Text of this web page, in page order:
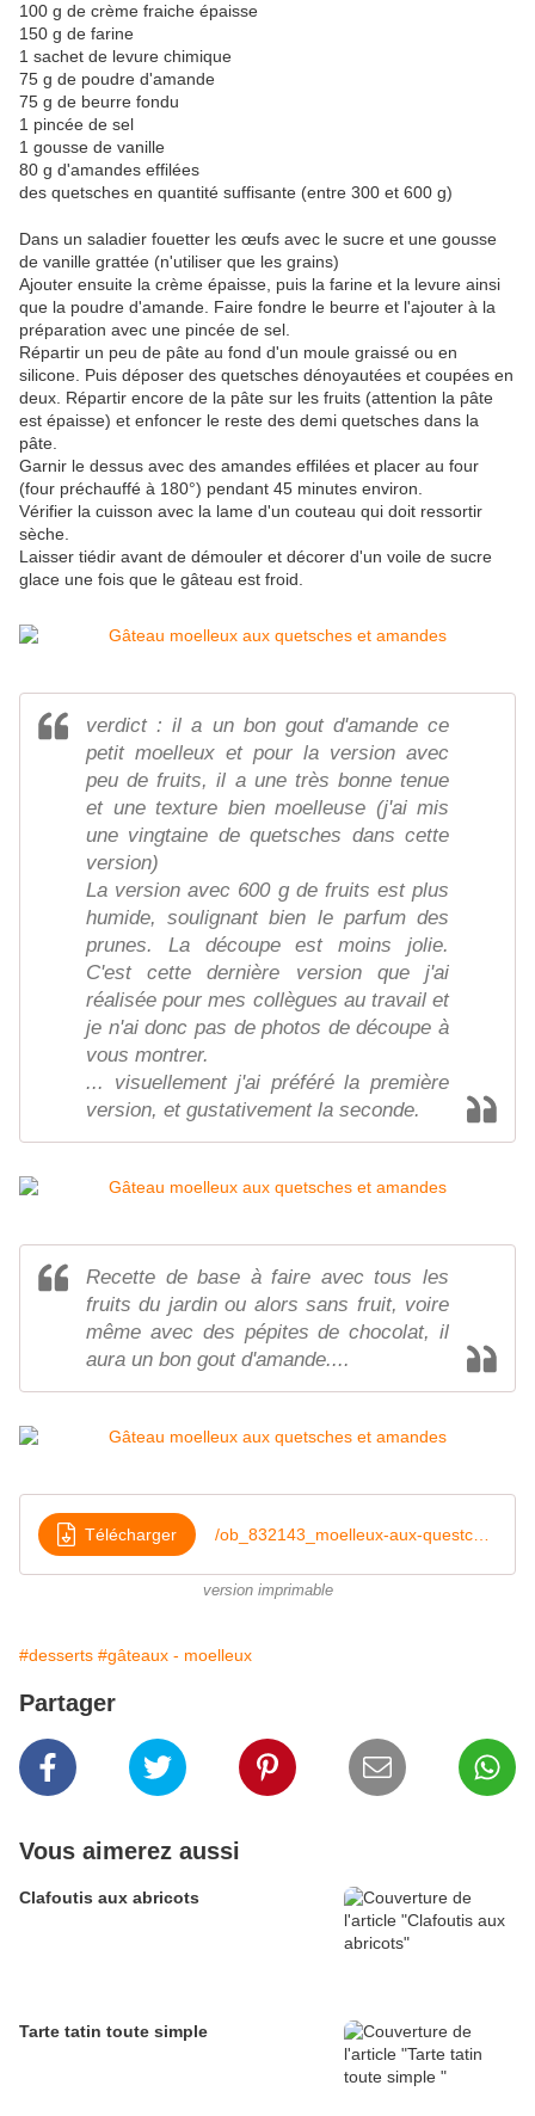
100 g de crème fraiche épaisse
150 g de farine
1 sachet de levure chimique
75 g de poudre d'amande
75 g de beurre fondu
1 pincée de sel
1 gousse de vanille
80 g d'amandes effilées
des quetsches en quantité suffisante (entre 300 et 600 g)
Dans un saladier fouetter les œufs avec le sucre et une gousse
de vanille grattée (n'utiliser que les grains)
Ajouter ensuite la crème épaisse, puis la farine et la levure ainsi
que la poudre d'amande. Faire fondre le beurre et l'ajouter à la
préparation avec une pincée de sel.
Répartir un peu de pâte au fond d'un moule graissé ou en
silicone. Puis déposer des quetsches dénoyautées et coupées en
deux. Répartir encore de la pâte sur les fruits (attention la pâte
est épaisse) et enfoncer le reste des demi quetsches dans la
pâte.
Garnir le dessus avec des amandes effilées et placer au four
(four préchauffé à 180°) pendant 45 minutes environ.
Vérifier la cuisson avec la lame d'un couteau qui doit ressortir
sèche.
Laisser tiédir avant de démouler et décorer d'un voile de sucre
glace une fois que le gâteau est froid.
verdict : il a un bon gout d'amande ce
petit moelleux et pour la version avec
peu de fruits, il a une très bonne tenue
et une texture bien moelleuse (j'ai mis
une vingtaine de quetsches dans cette
version)
La version avec 600 g de fruits est plus
humide, soulignant bien le parfum des
prunes. La découpe est moins jolie.
C'est cette dernière version que j'ai
réalisée pour mes collègues au travail et
je n'ai donc pas de photos de découpe à
vous montrer.
... visuellement j'ai préféré la première
version, et gustativement la seconde.
Recette de base à faire avec tous les
fruits du jardin ou alors sans fruit, voire
même avec des pépites de chocolat, il
aura un bon gout d'amande....
Télécharger
version imprimable
#desserts #gâteaux - moelleux
Partager
Vous aimerez aussi
Clafoutis aux abricots
Tarte tatin toute simple